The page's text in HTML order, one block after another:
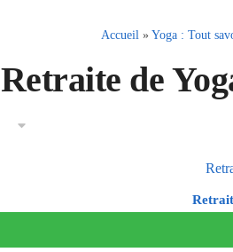
Accueil » Yoga : Tout
Retraite de